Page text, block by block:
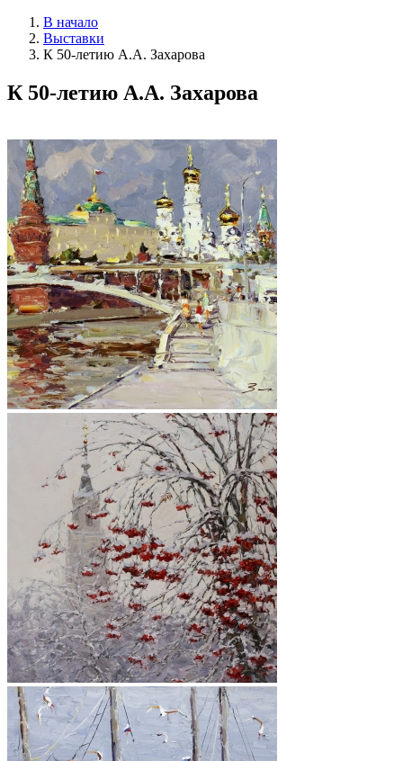
В начало
Выставки
К 50-летию А.А. Захарова
К 50-летию А.А. Захарова